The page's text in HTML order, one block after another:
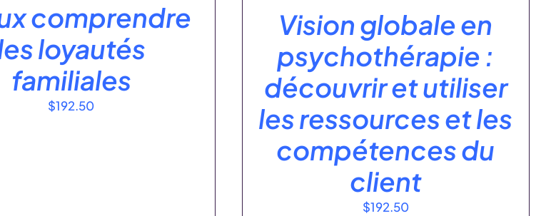
comprendre
loyautés
familiales
$192.50
Vision globale en
psychothérapie :
découvrir et utiliser
les ressources et les
compétences du
client
$192.50